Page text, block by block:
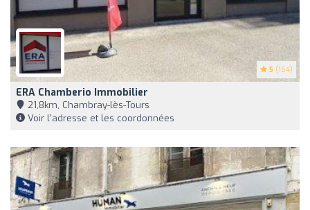
5 (164)
ERA Chamberio Immobilier
21,8km, Chambray-lès-Tours
Voir l'adresse et les coordonnées